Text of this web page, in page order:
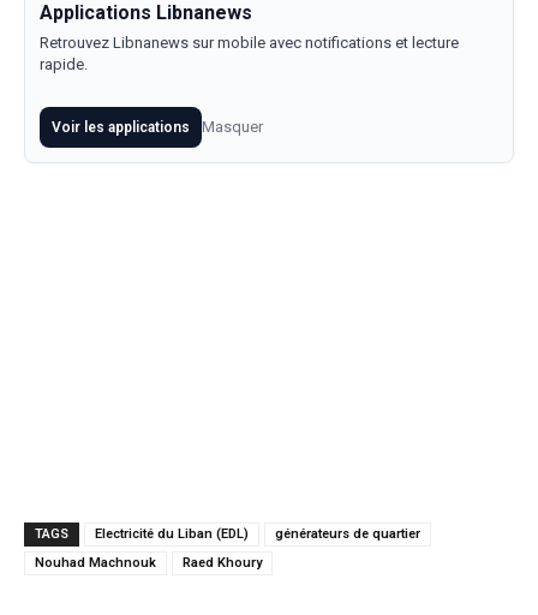
Applications Libnanews
Retrouvez Libnanews sur mobile avec notifications et lecture
rapide.
Voir les applications Masquer
TAGS Electricité du Liban (EDL)
générateurs de quartier
Nouhad Machnouk
Raed Khoury